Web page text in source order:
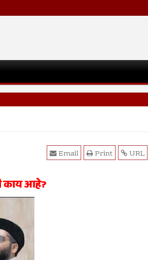
URL
Print
Email
काय आहे?